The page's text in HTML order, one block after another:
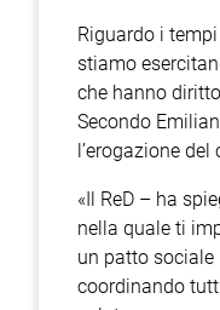
Riguardo i
stiamo
che hanno
Secondo
l’erogazione
«Il ReD – ha
nella quale ti
un patto
coordinando